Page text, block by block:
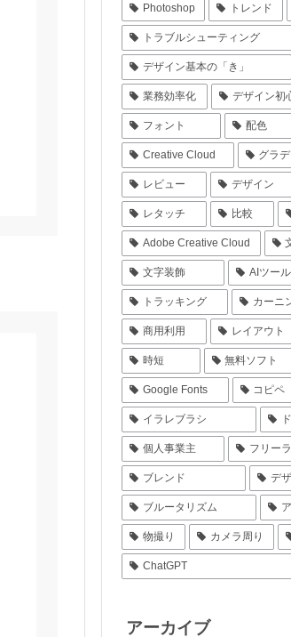
Photoshop トレンド
トラブルシューティング
デザイン基本の「き」
業務効率化 デザイン初
フォント 配色
Creative Cloud グラ
レビュー デザイン
レタッチ 比較
Adobe Creative Cloud
文字装飾 AIツール
トラッキング カーニ
商用利用 レイアウト
時短 無料ソフト
Google Fonts コピペ
イラレブラシ
個人事業主 フリー
ブレンド デ
ブルータリズム
物撮り カメラ周り
ChatGPT
アーカイブ